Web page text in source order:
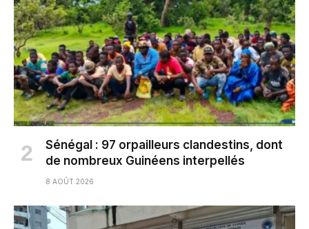
Sénégal : 97 orpailleurs clandestins, dont
de nombreux Guinéens interpellés
8 AOÛT 2026